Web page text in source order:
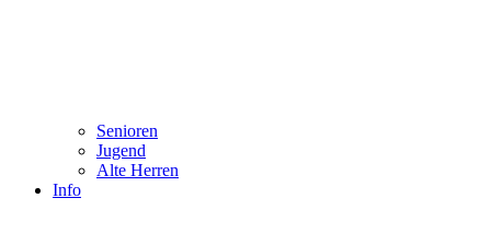
Senioren
Jugend
Alte Herren
Info